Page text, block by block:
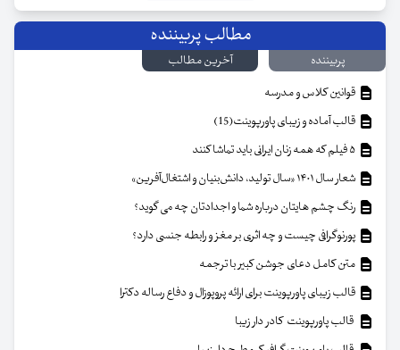
مطالب پربیننده
پربیننده
آخرین مطالب
قوانین کلاس و مدرسه
قالب آماده و زیبای پاورپوینت(15)
شعار سال ۱۴۰۱ «سال تولید، دانش‌بنیان و اشتغال‌آفرین»
رنگ چشم هایتان درباره شما و اجدادتان چه می گوید؟
پورنوگرافی چیست و چه اثری بر مغز و رابطه جنسی دارد؟
متن کامل دعای جوشن کبیر با ترجمه
قالب زیبای پاورپوینت برای ارائه پروپوزال و دفاع رساله دکترا
قالب پاورپوینت کادر دار زیبا